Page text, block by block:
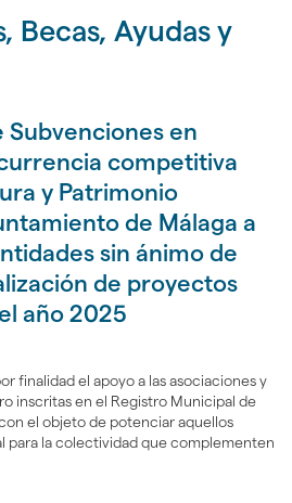
Becas, Ayudas y
en
competitiva
y Patrimonio
de Málaga a
sin ánimo de
de proyectos
año 2025
finalidad el apoyo a las asociaciones y
inscritas en el Registro Municipal de
el objeto de potenciar aquellos
para la colectividad que complementen